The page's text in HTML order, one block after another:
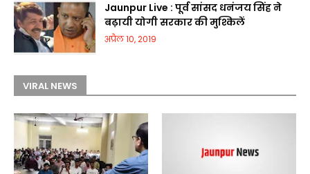
Jaunpur Live : पूर्व सांसद धनंजय सिंह ने
बढ़ायी योगी सरकार की मुश्किलें
अप्रैल 10, 2019
VIRAL NEWS